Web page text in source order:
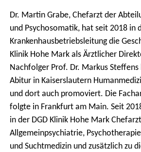
Dr. Martin Grabe, Chefarzt der
und Psychosomatik, hat seit 2018 in
Krankenhausbetriebsleitung die
Klinik Hohe Mark als Ärztlicher
Nachfolger Prof. Dr. Markus
Abitur in Kaiserslautern
und dort auch promoviert. Die
folgte in Frankfurt am Main. Seit
in der DGD Klinik Hohe Mark
Allgemeinpsychiatrie,
und Suchtmedizin und zusätzlich zu